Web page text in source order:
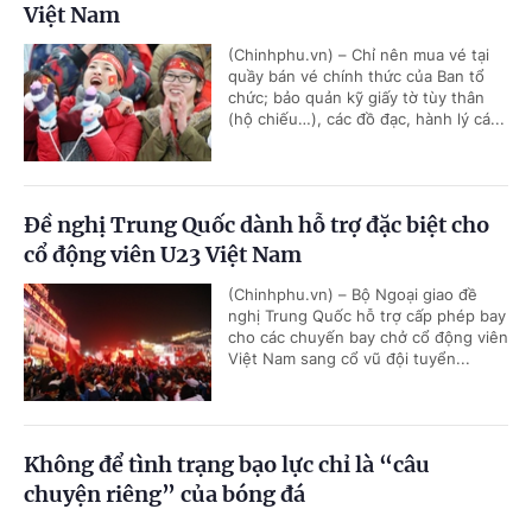
Việt Nam
(Chinhphu.vn) – Chỉ nên mua vé tại
quầy bán vé chính thức của Ban tổ
chức; bảo quản kỹ giấy tờ tùy thân
(hộ chiếu…), các đồ đạc, hành lý cá...
Đề nghị Trung Quốc dành hỗ trợ đặc biệt cho
cổ động viên U23 Việt Nam
(Chinhphu.vn) – Bộ Ngoại giao đề
nghị Trung Quốc hỗ trợ cấp phép bay
cho các chuyến bay chở cổ động viên
Việt Nam sang cổ vũ đội tuyển...
Không để tình trạng bạo lực chỉ là “câu
chuyện riêng” của bóng đá